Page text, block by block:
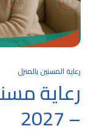
رعاية المسنين بالمنزل
– 2027